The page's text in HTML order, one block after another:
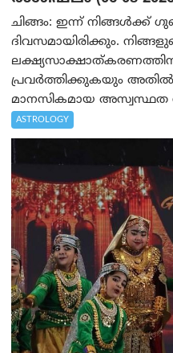
ചിങ്ങം: ഇന്ന് നിങ്ങൾക്ക്
ദിവസമായിരിക്കും.
പ്രവർത്തിക്കുകയും അതില്‍
മാനസികമായ അസ്വസ്ഥത
ASTROLOGY